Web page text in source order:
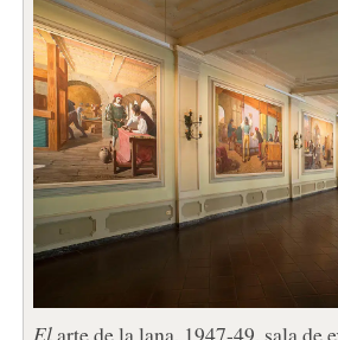
Elarte de la lana, 1947-49, sala de